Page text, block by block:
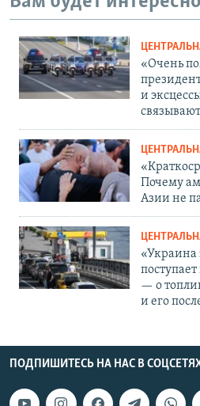
«Очень
и
связывают
Почему
Азии не
«Украина
— о
и его
ПОДПИШИТЕСЬ НА НАС В